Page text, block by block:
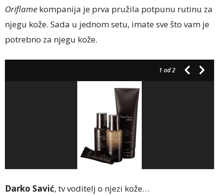
Oriflame kompanija je prva pružila potpunu rutinu za
njegu kože. Sada u jednom setu, imate sve što vam je
potrebno za njegu kože.
1 od 2
Darko Savić, tv voditelj o njezi kože…